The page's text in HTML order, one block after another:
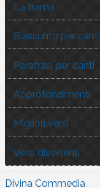
La trama
Riassunto per canti
Parafrasi per canti
Approfondimenti
Migliori versi
Versi divertenti
Divina Commedia